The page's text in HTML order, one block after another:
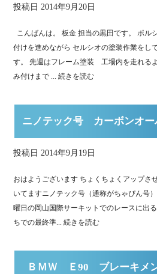
投稿日 2014年9月20日
こんばんは。 板金 担当の黒田です。 ポル
付けを進めながら セルシオの塗装作業をし
す。 先週はフレーム塗装 工場内を走れる
み付けまで ...続きを読む
ニノテック号 カーボンオー
投稿日 2014年9月19日
おはようございます ちょくちょくアップさ
いてますニノテック号（通称がちゃぴん号
曜日の岡山国際サーキットでのレースに出
ちでの最終準...続きを読む
ＢＭＷ Ｅ90 ブレー